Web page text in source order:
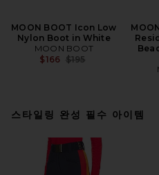
MOON BOOT Icon Low
Nylon Boot in White
MOON BOOT
$166 Previous price:
$195
스타일링 완성 필수 아이템